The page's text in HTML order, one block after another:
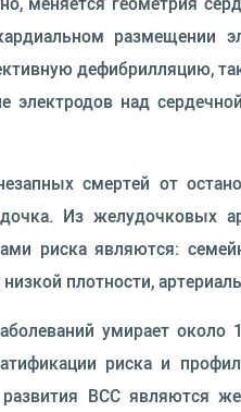
размещении
дефибрилляцию,
электродов над
смертей от
Из
риска являются:
плотности,
умирает
риска и
ВСС являются